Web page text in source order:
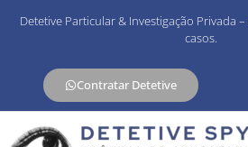
Detetive Particular & Investigação Privada –
casos.
Contratar Detetive